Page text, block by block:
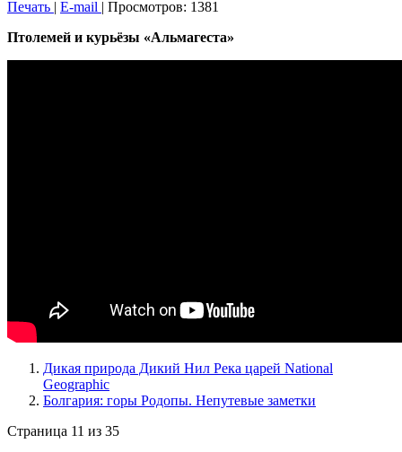
Печать | E-mail | Просмотров: 1381
Птолемей и курьёзы «Альмагеста»
Дикая природа Дикий Нил Река царей National
Geographic
Болгария: горы Родопы. Непутевые заметки
Страница 11 из 35